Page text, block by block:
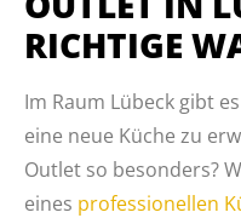
RICHTIGE
Im Raum Lübeck gibt
eine neue Küche zu
Outlet so besonders?
eines professionellen